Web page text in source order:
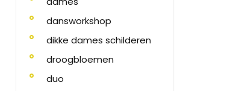
dansworkshop
dikke dames schilderen
droogbloemen
duo